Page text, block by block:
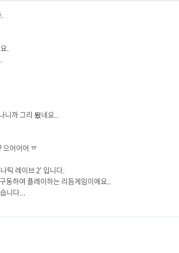
.
까 그리 됬네요..
으어어어 ㅠ
틱 레이브 2' 입니다.
하여 플레이하는 리듬게임이에요..
니다...